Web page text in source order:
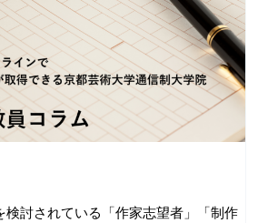
検討されている「作家志望者」「制作